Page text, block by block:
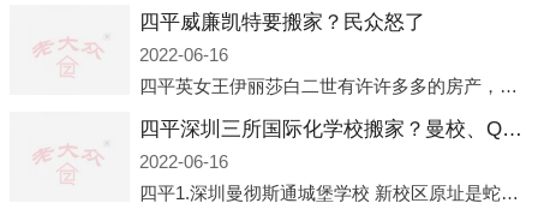
四平威廉凯特要搬家？民众怒了
2022-06-16
四平英女王伊丽莎白二世有许许多多的房产，遍布英国各地。而作为英女王的亲孙子、未来的英国国王，威廉王子自然也能享受到女王的房产。目前，威廉凯特以及三个孩子有两个经常居住的地点，一处是位于伦敦的肯辛顿宫，一处
四平深圳三所国际化学校搬家？曼校、QSI、南山中英文搬走了
2022-06-16
四平1.深圳曼彻斯通城堡学校 新校区原址是蛇口国际据悉，此次曼彻斯通城堡学校搬迁到蛇口新校区的开办与蛇口外籍人员子女学校（蛇口国际）有很大的关联。2021年，太子湾实验部就宣布在2022年正式并入蛇口外籍